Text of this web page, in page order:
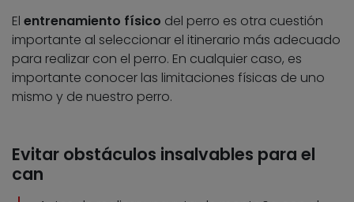
El entrenamiento físico del perro es otra cuestión
importante al seleccionar el itinerario más adecuado
para realizar con el perro. En cualquier caso, es
importante conocer las limitaciones físicas de uno
mismo y de nuestro perro.
Evitar obstáculos insalvables para el
can